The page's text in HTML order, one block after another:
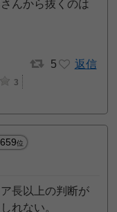
んから抜くのは
5 返信
3
位
長以上の判断が
れない。